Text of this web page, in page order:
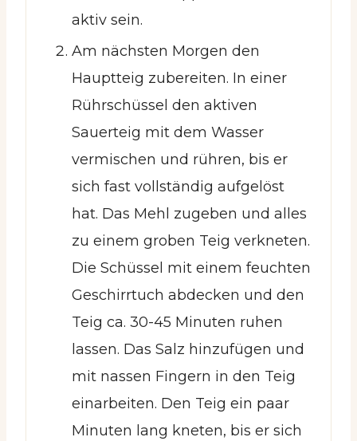
aktiv sein.
Am nächsten Morgen den
Hauptteig zubereiten. In einer
Rührschüssel den aktiven
Sauerteig mit dem Wasser
vermischen und rühren, bis er
sich fast vollständig aufgelöst
hat. Das Mehl zugeben und alles
zu einem groben Teig verkneten.
Die Schüssel mit einem feuchten
Geschirrtuch abdecken und den
Teig ca. 30-45 Minuten ruhen
lassen. Das Salz hinzufügen und
mit nassen Fingern in den Teig
einarbeiten. Den Teig ein paar
Minuten lang kneten, bis er sich